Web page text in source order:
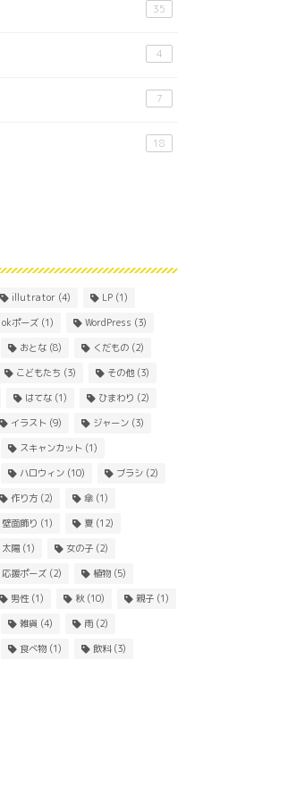
35
4
7
18
illutrator(4) LP(1)
okポーズ(1) WordPress (3)
おとな(8) くだもの(2)
こどもたち (3) その他(3)
はてな(1) ひまわり (2)
イラスト(9) ジャーン(3)
スキャンカット(1)
ハロウィン(10) ブラシ(2)
作り方(2) 傘(1)
壁面飾り (1) 夏(12)
太陽(1) 女の子(2)
応援ポーズ(2) 植物(5)
男性(1) 秋(10) 親子(1)
雑貨 (4) 雨(2)
食べ物(1) 飲料(3)